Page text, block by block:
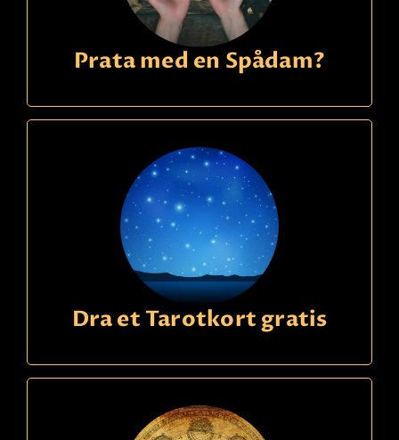
Prata med en Spådam?
Dra et Tarotkort gratis